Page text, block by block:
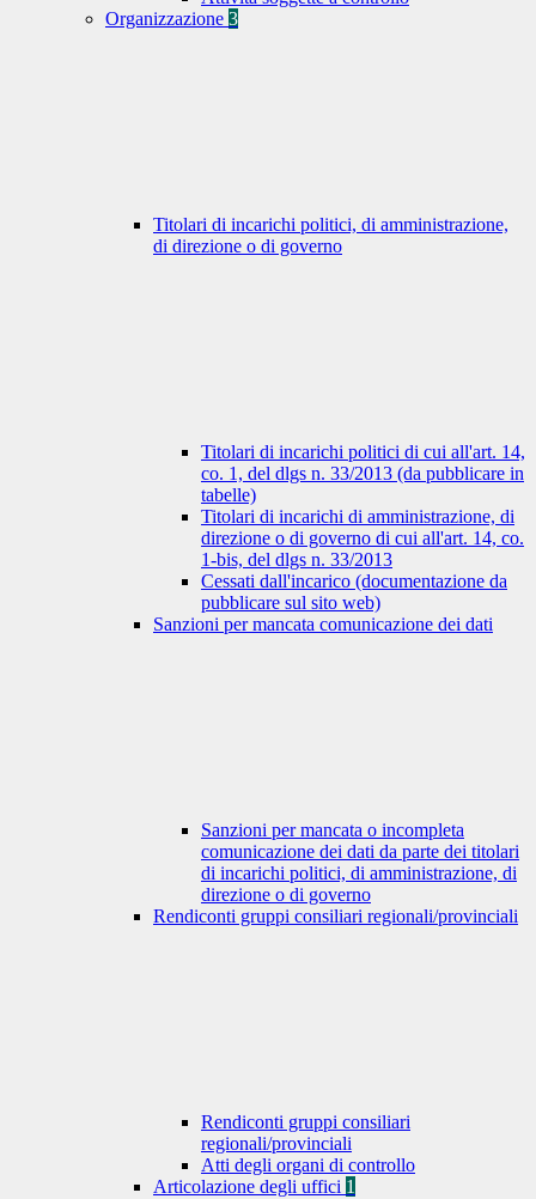
Organizzazione 3
Titolari di incarichi politici, di amministrazione,
di direzione o di governo
Titolari di incarichi politici di cui all'art. 14,
co. 1, del dlgs n. 33/2013 (da pubblicare in
tabelle)
Titolari di incarichi di amministrazione, di
direzione o di governo di cui all'art. 14, co.
1-bis, del dlgs n. 33/2013
Cessati dall'incarico (documentazione da
pubblicare sul sito web)
Sanzioni per mancata comunicazione dei dati
Sanzioni per mancata o incompleta
comunicazione dei dati da parte dei titolari
di incarichi politici, di amministrazione, di
direzione o di governo
Rendiconti gruppi consiliari regionali/provinciali
Rendiconti gruppi consiliari
regionali/provinciali
Atti degli organi di controllo
Articolazione degli uffici 1